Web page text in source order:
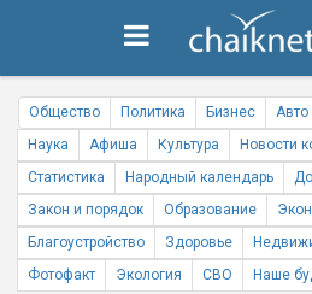
Общество Политика Бизнес Авто
Наука
Афиша Культура Новости
Статистика
Народный календарь
Закон и порядок
Образование
Благоустройство
Здоровье
Фотофакт
Экология СВО Наше